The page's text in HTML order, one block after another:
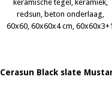
Cerasun Black slate